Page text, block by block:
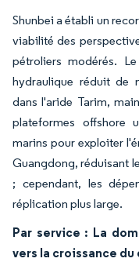
Shunbei a établi un
viabilité des
pétroliers modérés.
hydraulique réduit de
dans l'aride Tarim,
plateformes offshore
marins pour exploiter
Guangdong, réduisant
; cependant, les
réplication plus large.
Par service : La
vers la croissance